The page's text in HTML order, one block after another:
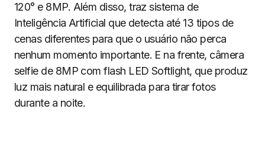
120° e 8MP. Além disso, traz sistema de
Inteligência Artificial que detecta até 13 tipos de
cenas diferentes para que o usuário não perca
nenhum momento importante. E na frente, câmera
selfie de 8MP com flash LED Softlight, que produz
luz mais natural e equilibrada para tirar fotos
durante a noite.